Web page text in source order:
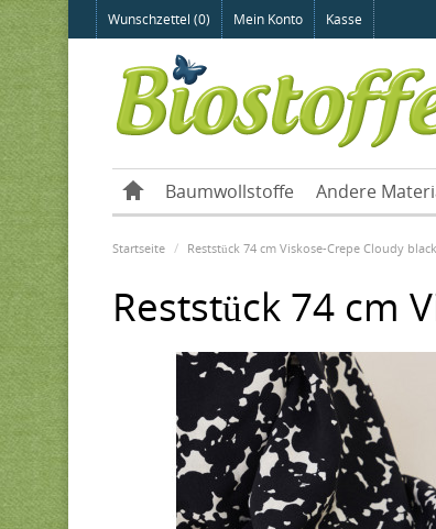
Wunschzettel (0) Mein Konto Kasse
Baumwollstoffe Andere
Startseite Reststück 74 cm Viskose-Crepe Cloudy black
Reststück 74 cm